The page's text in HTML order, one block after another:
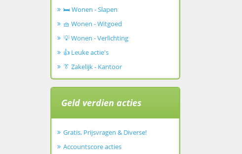
🛏️ Wonen - Slapen
🧺 Wonen - Witgoed
💡 Wonen - Verlichting
👍 Leuke actie's
👔 Zakelijk - Kantoor
Geld verdien acties
Gratis, Prijsvragen & Diverse!
Accountscore acties